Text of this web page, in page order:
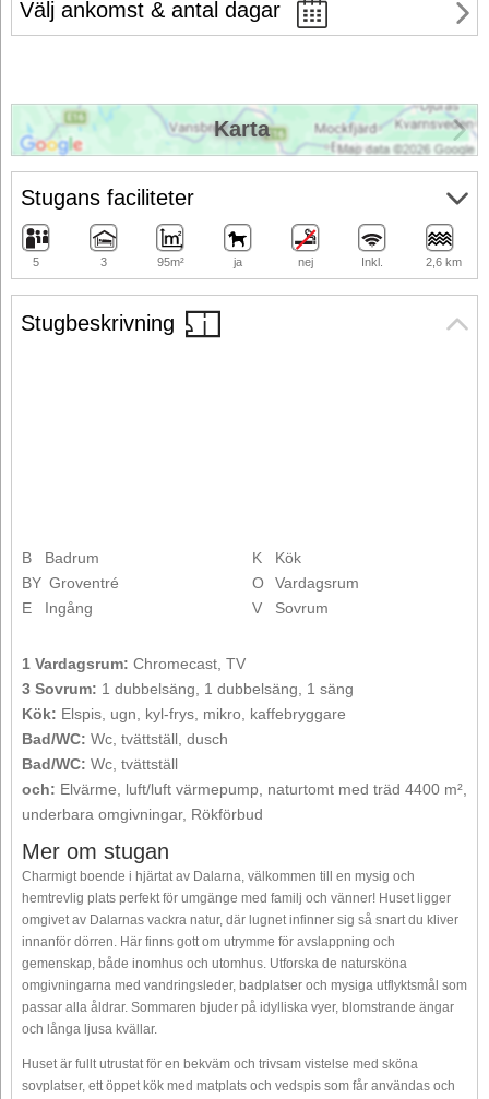
Välj ankomst & antal dagar
Stugbeskrivning
B
Badrum
BY Groventré
E
Ingång
K
Kök
O
Vardagsrum
V
Sovrum
1 Vardagsrum: Chromecast, TV
3 Sovrum: 1 dubbelsäng, 1 dubbelsäng, 1 säng
Kök: Elspis, ugn, kyl-frys, mikro, kaffebryggare
Bad/WC: Wc, tvättställ, dusch
Bad/WC: Wc, tvättställ
och: Elvärme, luft/luft värmepump, naturtomt med träd 4400 m²,
underbara omgivningar, Rökförbud
Mer om stugan
Charmigt boende i hjärtat av Dalarna, välkommen till en mysig och
hemtrevlig plats perfekt för umgänge med familj och vänner! Huset ligger
omgivet av Dalarnas vackra natur, där lugnet infinner sig så snart du kliver
innanför dörren. Här finns gott om utrymme för avslappning och
gemenskap, både inomhus och utomhus. Utforska de natursköna
omgivningarna med vandringsleder, badplatser och mysiga utflyktsmål som
passar alla åldrar. Sommaren bjuder på idylliska vyer, blomstrande ängar
och långa ljusa kvällar.
Huset är fullt utrustat för en bekväm och trivsam vistelse med sköna
sovplatser, ett öppet kök med matplats och vedspis som får användas och
Stugans faciliteter
5 3 95m² ja nej Inkl. 2,6 km
Karta